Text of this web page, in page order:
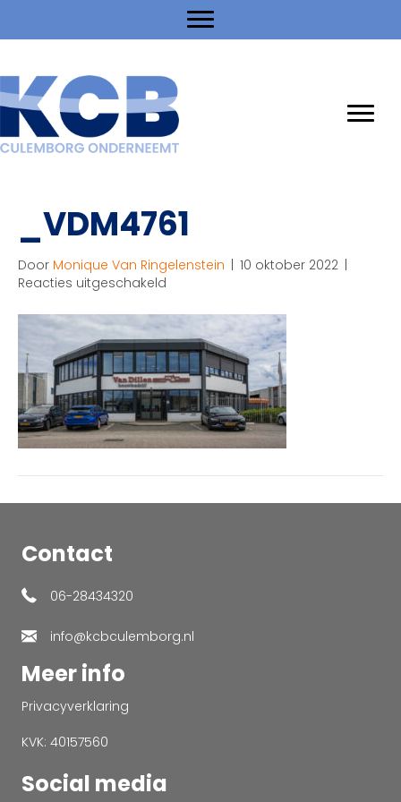
_VDM4761
Door Monique Van Ringelenstein | 10 oktober 2022 |
Reacties uitgeschakeld
Contact
06-28434320
info@kcbculemborg.nl
Meer info
Privacyverklaring
KVK: 40157560
Social media